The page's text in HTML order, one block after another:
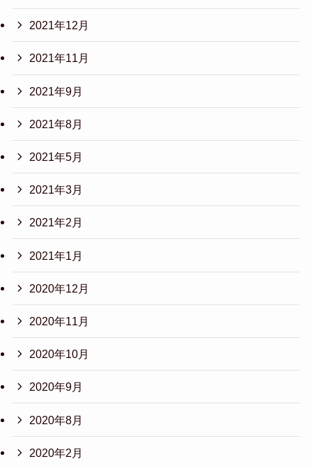
2021年12月
2021年11月
2021年9月
2021年8月
2021年5月
2021年3月
2021年2月
2021年1月
2020年12月
2020年11月
2020年10月
2020年9月
2020年8月
2020年2月